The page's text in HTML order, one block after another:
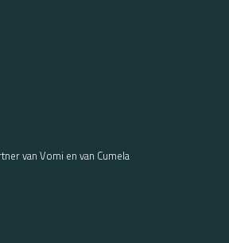
van Vomi en van Cumela